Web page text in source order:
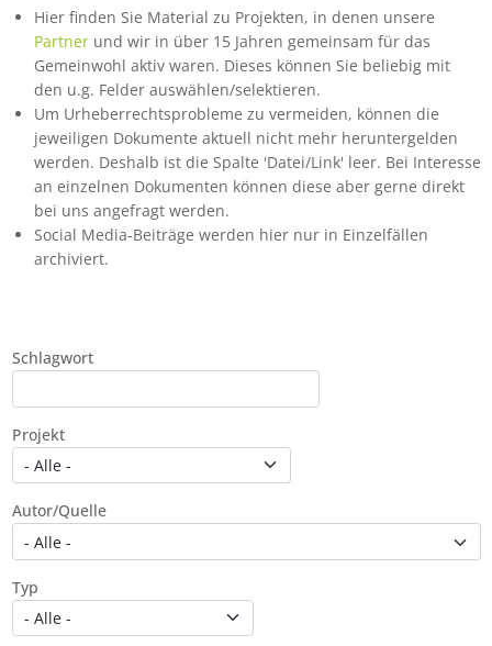
Hier finden Sie Material zu Projekten, in denen unsere
Partnerund wir in über 15 Jahren gemeinsam für das
Gemeinwohl aktiv waren. Dieses können Sie beliebig mit
den u.g. Felder auswählen/selektieren.
Um Urheberrechtsprobleme zu vermeiden, können die
jeweiligen Dokumente aktuell nicht mehr heruntergelden
werden. Deshalb ist die Spalte 'Datei/Link' leer. Bei Interesse
an einzelnen Dokumenten können diese aber gerne direkt
bei uns angefragt werden.
Social Media-Beiträge werden hier nur in Einzelfällen
archiviert.
Schlagwort
Projekt
Autor/Quelle
Typ